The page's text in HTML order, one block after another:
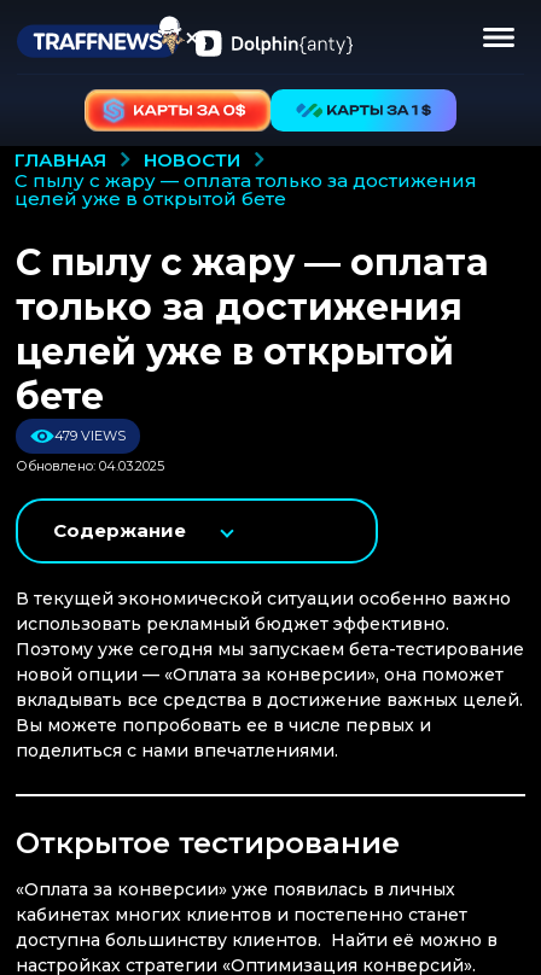
ГЛАВНАЯ
НОВОСТИ
с пылу с жару — оплата только за достижения
целей уже в открытой бете
С пылу с жару — оплата
только за достижения
целей уже в открытой
бете
479 VIEWS
Обновлено: 04.03.2025
Содержание
В текущей экономической ситуации особенно важно
использовать рекламный бюджет эффективно.
Поэтому уже сегодня мы запускаем бета-тестирование
новой опции — «Оплата за конверсии», она поможет
вкладывать все средства в достижение важных целей.
Вы можете попробовать ее в числе первых и
поделиться с нами впечатлениями.
Открытое тестирование
«Оплата за конверсии» уже появилась в личных
кабинетах многих клиентов и постепенно станет
доступна большинству клиентов. Найти её можно в
настройках стратегии «Оптимизация конверсий».